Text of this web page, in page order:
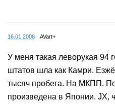
16.01.2008 AVart+
У меня такая леворукая 94
штатов шла как Камри.
тысяч пробега. На МКПП.
произведена в Японии. JX,